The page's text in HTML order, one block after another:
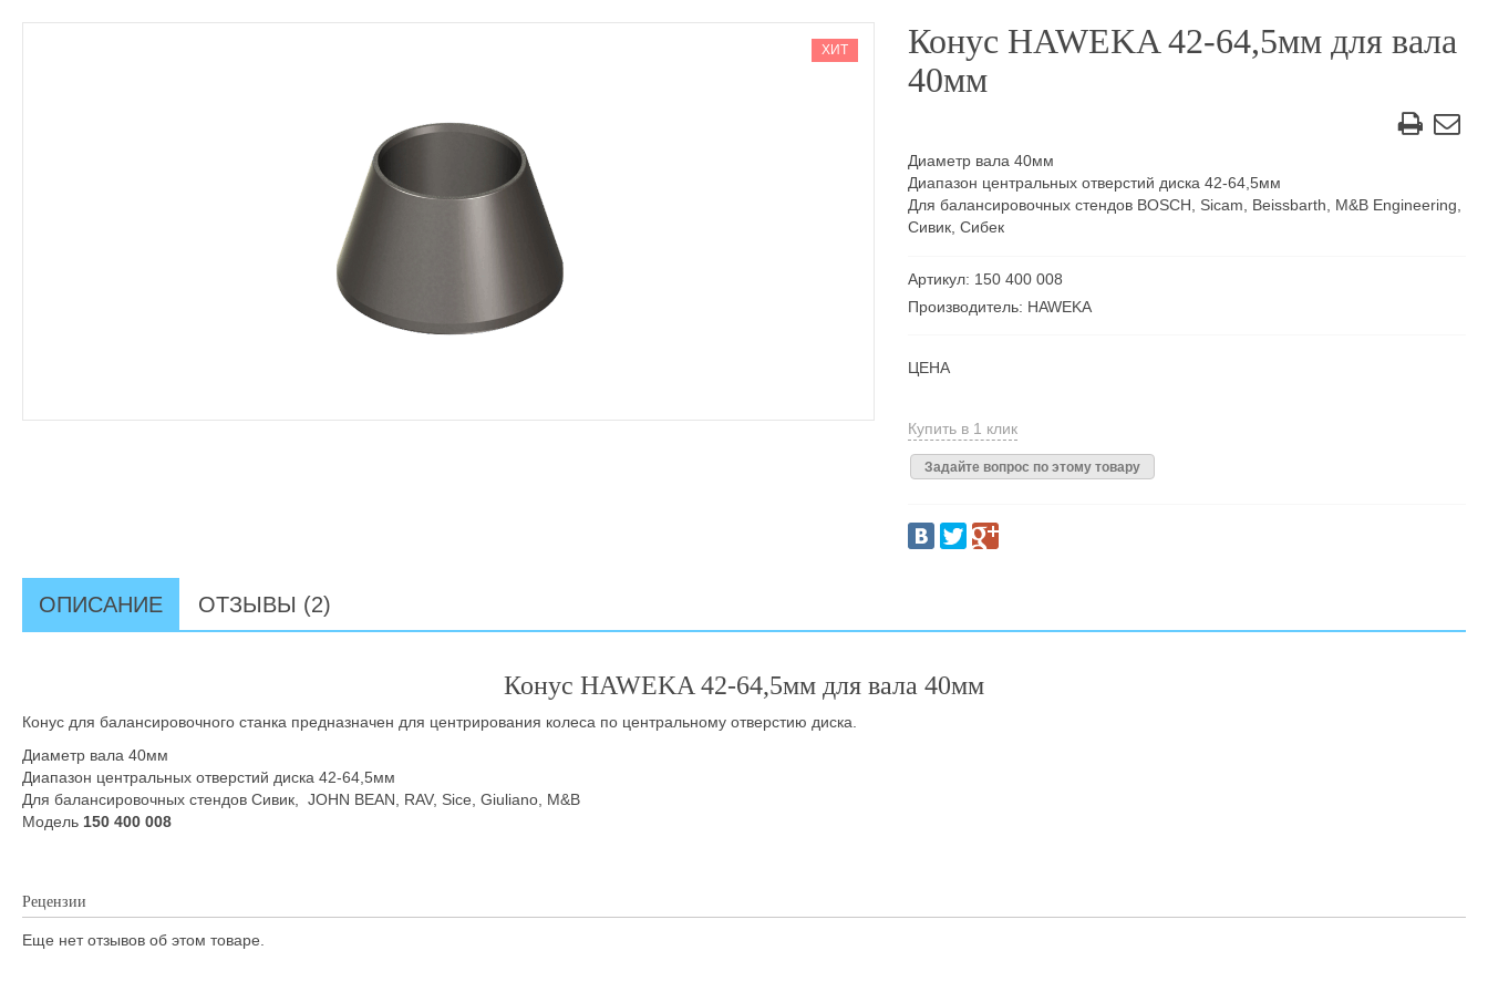
ХИТ
Конус HAWEKA 42-64,5мм для вала
40мм
Диаметр вала 40мм
Диапазон центральных отверстий диска 42-64,5мм
Для балансировочных стендов BOSCH, Sicam, Beissbarth, M&B Engineering,
Сивик, Сибек
Артикул: 150 400 008
Производитель: HAWEKA
ЦЕНА
Купить в 1 клик
Задайте вопрос по этому товару
ОПИСАНИЕ ОТЗЫВЫ (2)
Конус HAWEKA 42-64,5мм для вала 40мм
Конус для балансировочного станка предназначен для центрирования колеса по центральному отверстию диска.
Диаметр вала 40мм
Диапазон центральных отверстий диска 42-64,5мм
Для балансировочных стендов Сивик, JOHN BEAN, RAV, Sice, Giuliano, M&B
Модель 150 400 008
Рецензии
Еще нет отзывов об этом товаре.